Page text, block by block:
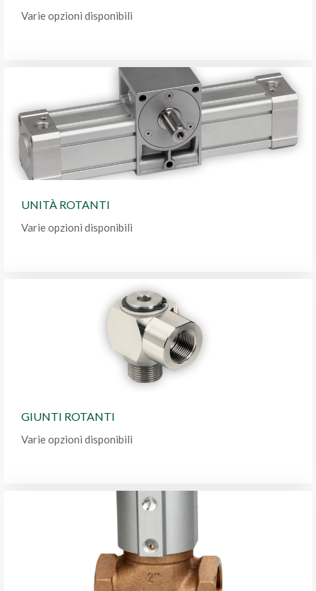
Varie opzioni disponibili
UNITÀ ROTANTI
Varie opzioni disponibili
GIUNTI ROTANTI
Varie opzioni disponibili